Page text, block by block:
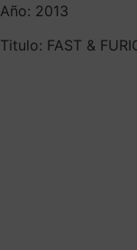
Año: 2013
Titulo: FAST &